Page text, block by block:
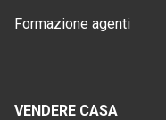
Formazione agenti
VENDERE CASA